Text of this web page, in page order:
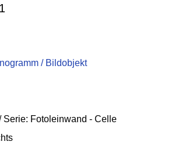
/ Bildobjekt
Serie: Fotoleinwand - Celle